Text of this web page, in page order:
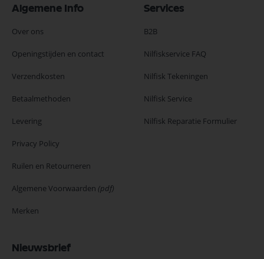
Algemene Info
Over ons
Openingstijden en contact
Verzendkosten
Betaalmethoden
Levering
Privacy Policy
Ruilen en Retourneren
Algemene Voorwaarden (pdf)
Merken
Services
B2B
Nilfiskservice FAQ
Nilfisk Tekeningen
Nilfisk Service
Nilfisk Reparatie Formulier
Nieuwsbrief